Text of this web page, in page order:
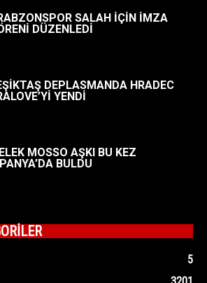
SALAH İÇİN İMZA
DÜZENLEDİ
DEPLASMANDA HRADEC
YENDİ
MOSSO AŞKI BU KEZ
BULDU
5